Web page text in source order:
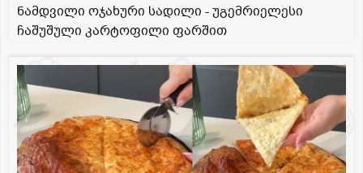
ნამდვილი ოჯახური სადილი - უგემრიელესი
ჩაშუშული კარტოფილი ფარშით